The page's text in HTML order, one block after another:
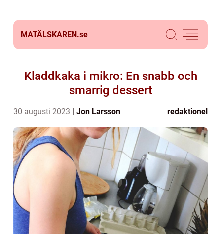
MATÄLSKAREN.se
Kladdkaka i mikro: En snabb och
smarrig dessert
30 augusti 2023 Jon Larsson redaktionel